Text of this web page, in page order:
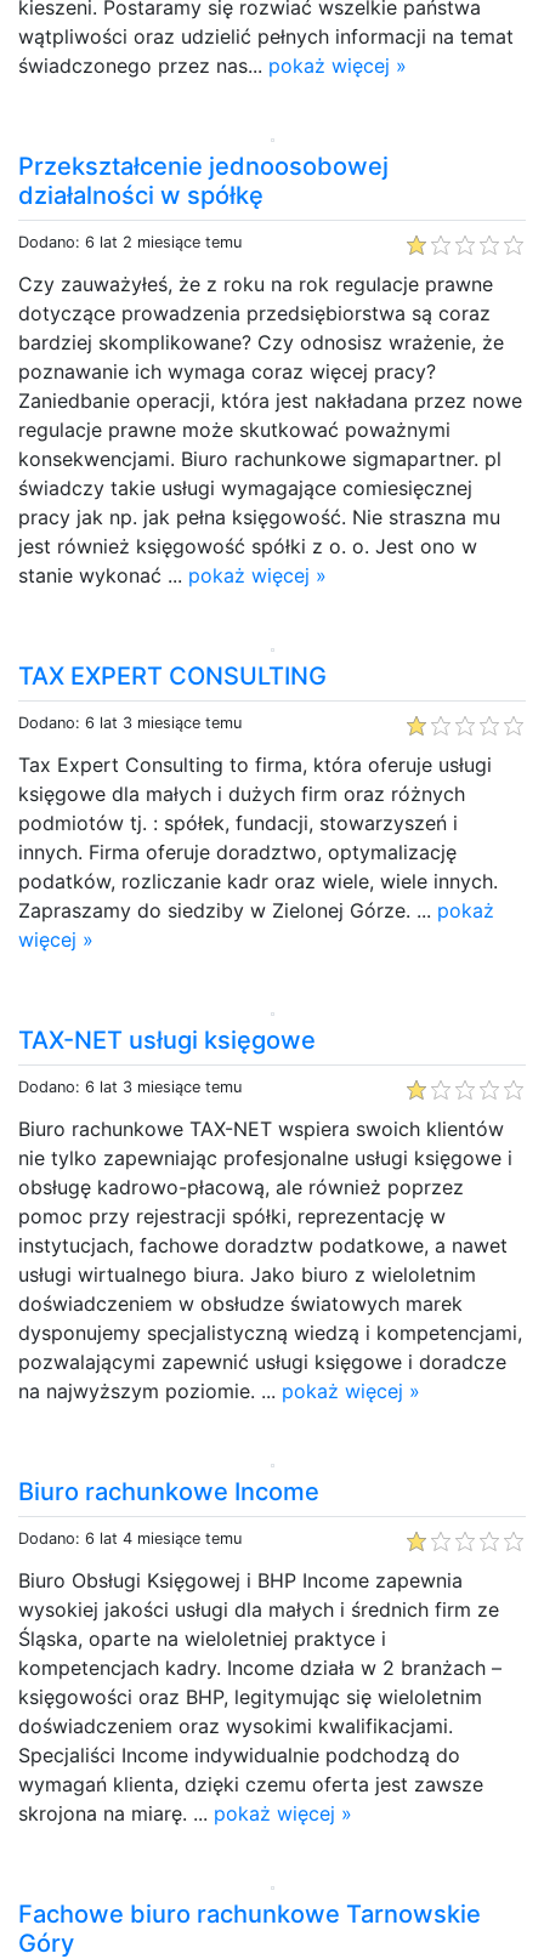
kieszeni. Postaramy się rozwiać wszelkie państwa
wątpliwości oraz udzielić pełnych informacji na temat
świadczonego przez nas... pokaż więcej »
Przekształcenie jednoosobowej
działalności w spółkę
Dodano: 6 lat 2 miesiące temu
Czy zauważyłeś, że z roku na rok regulacje prawne
dotyczące prowadzenia przedsiębiorstwa są coraz
bardziej skomplikowane? Czy odnosisz wrażenie, że
poznawanie ich wymaga coraz więcej pracy?
Zaniedbanie operacji, która jest nakładana przez nowe
regulacje prawne może skutkować poważnymi
konsekwencjami. Biuro rachunkowe sigmapartner. pl
świadczy takie usługi wymagające comiesięcznej
pracy jak np. jak pełna księgowość. Nie straszna mu
jest również księgowość spółki z o. o. Jest ono w
stanie wykonać ... pokaż więcej »
TAX EXPERT CONSULTING
Dodano: 6 lat 3 miesiące temu
Tax Expert Consulting to firma, która oferuje usługi
księgowe dla małych i dużych firm oraz różnych
podmiotów tj. : spółek, fundacji, stowarzyszeń i
innych. Firma oferuje doradztwo, optymalizację
podatków, rozliczanie kadr oraz wiele, wiele innych.
Zapraszamy do siedziby w Zielonej Górze. ... pokaż
więcej »
TAX-NET usługi księgowe
Dodano: 6 lat 3 miesiące temu
Biuro rachunkowe TAX-NET wspiera swoich klientów
nie tylko zapewniając profesjonalne usługi księgowe i
obsługę kadrowo-płacową, ale również poprzez
pomoc przy rejestracji spółki, reprezentację w
instytucjach, fachowe doradztw podatkowe, a nawet
usługi wirtualnego biura. Jako biuro z wieloletnim
doświadczeniem w obsłudze światowych marek
dysponujemy specjalistyczną wiedzą i kompetencjami,
pozwalającymi zapewnić usługi księgowe i doradcze
na najwyższym poziomie. ... pokaż więcej »
Biuro rachunkowe Income
Dodano: 6 lat 4 miesiące temu
Biuro Obsługi Księgowej i BHP Income zapewnia
wysokiej jakości usługi dla małych i średnich firm ze
Śląska, oparte na wieloletniej praktyce i
kompetencjach kadry. Income działa w 2 branżach –
księgowości oraz BHP, legitymując się wieloletnim
doświadczeniem oraz wysokimi kwalifikacjami.
Specjaliści Income indywidualnie podchodzą do
wymagań klienta, dzięki czemu oferta jest zawsze
skrojona na miarę. ... pokaż więcej »
Fachowe biuro rachunkowe Tarnowskie
Góry